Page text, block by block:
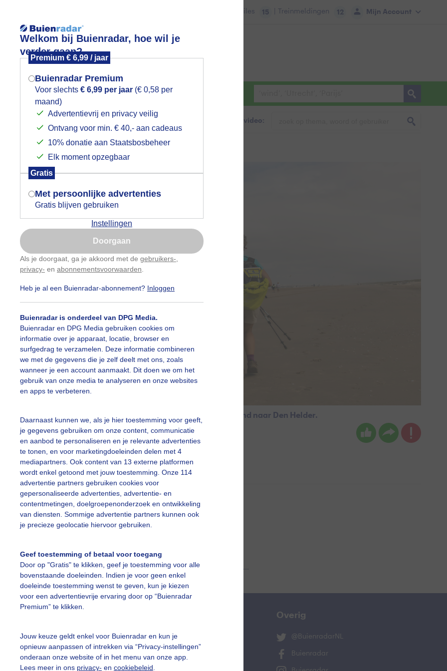
Welkom bij Buienradar, hoe wil je
verder gaan?
Premium € 6,99 / jaar
Buienradar Premium
Voor slechts € 6,99 per jaar (€ 0,58 per
maand)
Advertentievrij en privacy veilig
Ontvang voor min. € 40,- aan cadeaus
10% donatie aan Staatsbosbeheer
Elk moment opzegbaar
Gratis
Met persoonlijke advertenties
Gratis blijven gebruiken
Instellingen
Doorgaan
Als je doorgaat, ga je akkoord met de gebruikers-
privacy- en abonnementsvoorwaarden
Heb je al een Buienradar-abonnement? Inloggen
Buienradar is onderdeel van DPG Media.
Buienradar en DPG Media gebruiken cookies om
informatie over je apparaat, locatie, browser en
surfgedrag te verzamelen. Deze informatie combineren
we met de gegevens die je zelf deelt met ons, zoals
wanneer je een account aanmaakt. Dit doen we om het
gebruik van onze media te analyseren en onze websites
en apps te verbeteren.
Daarnaast kunnen we, als je hier toestemming voor geeft,
je gegevens gebruiken om onze content, communicatie
en aanbod te personaliseren en je relevante advertenties
te tonen, en voor marketingdoeleinden delen met 4
mediapartners. Ook content van 13 externe platformen
wordt enkel getoond met jouw toestemming. Onze 114
advertentie partners gebruiken cookies voor
gepersonaliseerde advertenties, advertentie- en
contentmetingen, doelgroepenonderzoek en ontwikkeling
van diensten. Sommige advertentie partners kunnen ook
je precieze geolocatie hiervoor gebruiken.
Geef toestemming of betaal voor toegang
Door op "Gratis" te klikken, geef je toestemming voor alle
bovenstaande doeleinden. Indien je voor geen enkel
doeleinde toestemming wenst te geven, kun je kiezen
voor een advertentievrije ervaring door op “Buienradar
Premium” te klikken.
Jouw keuze geldt enkel voor Buienradar en kun je
opnieuw aanpassen of intrekken via “Privacy-instellingen”
onderaan onze website of in het menu van onze app.
Lees meer in ons privacy- en cookiebeleid
Mijn Account
Files 15 | Treinmeldingen 12
Foto en video Weerzine
Zoeken in foto & video:
doet vandaag Noordwijk aan. Van Hoek van Holland naar Den Helder.
Els Bax Gemaakt: 26-07-2022, 235x bekeken
Zon Zomer
slideshow
Een moment geduld aub...
vragen
De Bilt
Overig
@BuienradarNL
Buienradar
Mogen we je locatie gebruiken voor
het weer?
Indien je hier nog geen akkoord op hebt
gegeven, verschijnt er zo een pop-up uit
je browser waarin deze toestemming
gevraagd wordt.
Is goed, toon de popup
Nu niet, misschien later
Gebruik je Safari en wil je niet elke dag deze pop-up
Klikhierom dit aan te passen